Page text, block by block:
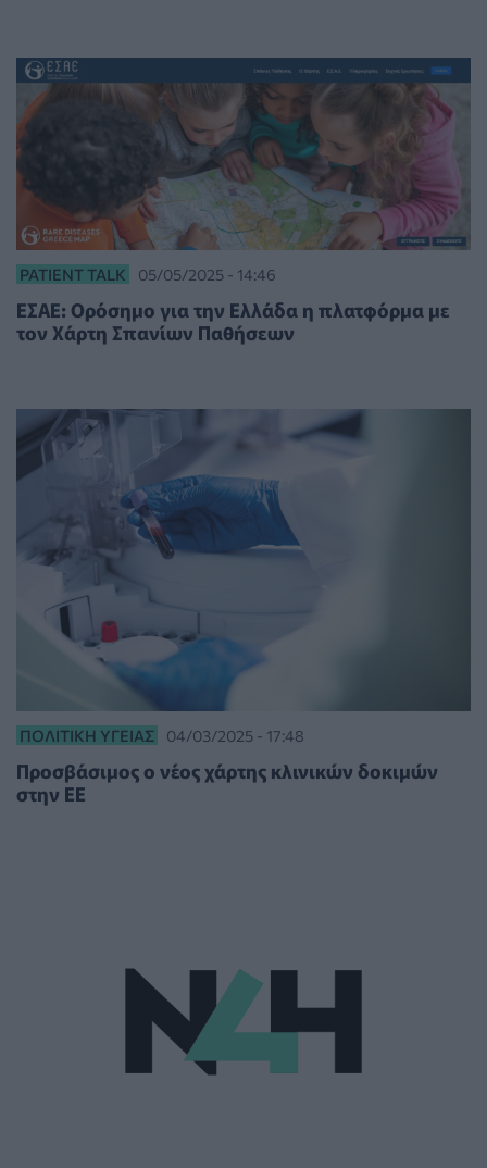
PATIENT TALK 05/05/2025 - 14:46
ΕΣΑΕ: Ορόσημο για την Ελλάδα η πλατφόρμα με
τον Χάρτη Σπανίων Παθήσεων
ΠΟΛΙΤΙΚΉ ΥΓΕΊΑΣ 04/03/2025 - 17:48
Προσβάσιμος ο νέος χάρτης κλινικών δοκιμών
στην ΕΕ